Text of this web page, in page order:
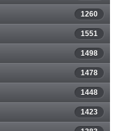
1260
1551
1498
1478
1448
1423